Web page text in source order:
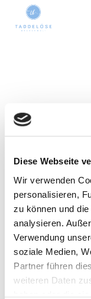
Diese Webseite
Wir verwenden
personalisieren,
zu können und
analysieren.
Verwendung
soziale Medien,
Partner führen
weiteren Daten
Kategorie(n)